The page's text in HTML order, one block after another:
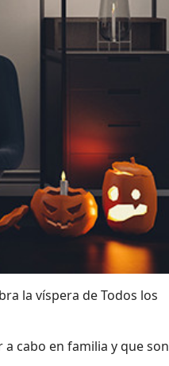
la víspera de Todos los
cabo en familia y que son